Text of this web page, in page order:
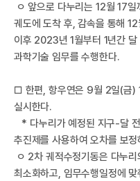
공
ㅇ 앞으로 다누리는 12월 17
궤도에 도착 후, 감속을 통해
이후 2023년 1월부터 1년간
과학기술 임무를 수행한다.
□ 한편, 항우연은 9월 2일(금)
실시한다.
* 다누리가 예정된 지구-달
추진제를 사용하여 오차를 보정
ㅇ 2차 궤적수정기동은 다누
최소화하고, 임무수행일정에